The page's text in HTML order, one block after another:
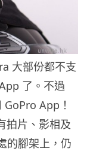
大部份都不支
了。不過
App！
拍片、影相及
的腳架上，仍